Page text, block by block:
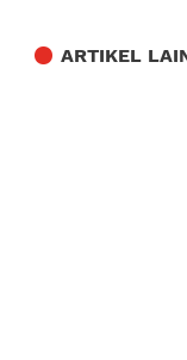
ARTIKEL